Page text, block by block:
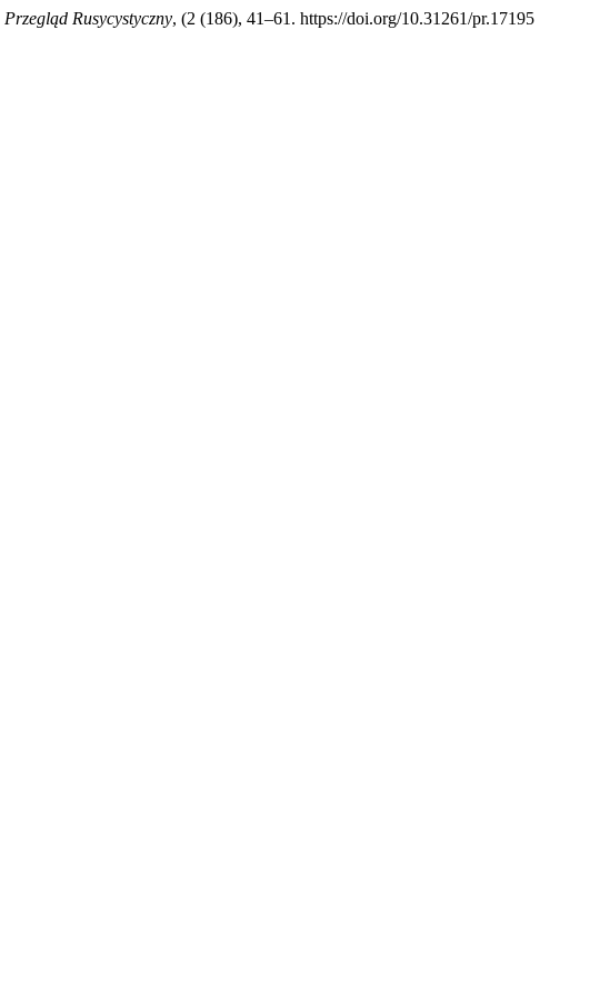
Przegląd Rusycystyczny, (2 (186), 41–61. https://doi.org/10.31261/pr.17195